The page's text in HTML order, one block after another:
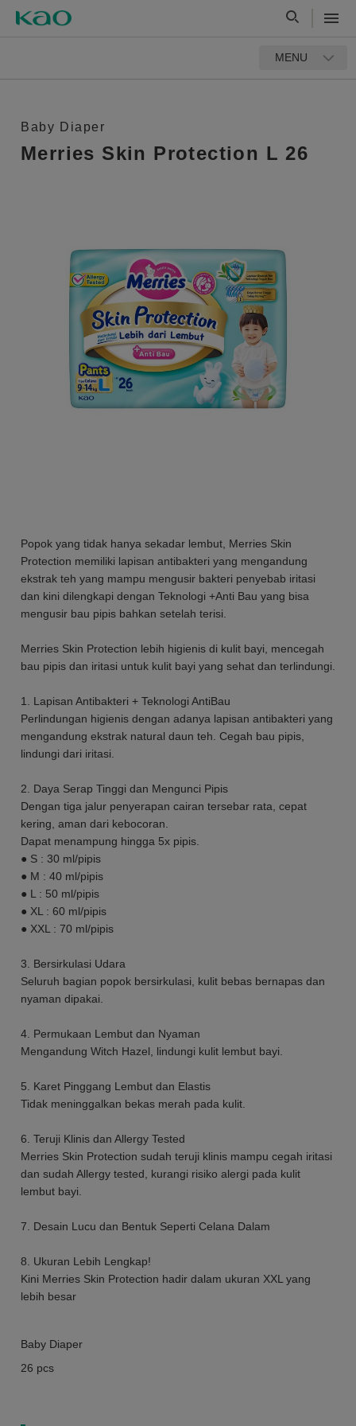
MENU
Baby Diaper
Merries Skin Protection L 26
Popok yang tidak hanya sekadar lembut, Merries Skin
Protection memiliki lapisan antibakteri yang mengandung
ekstrak teh yang mampu mengusir bakteri penyebab iritasi
dan kini dilengkapi dengan Teknologi +Anti Bau yang bisa
mengusir bau pipis bahkan setelah terisi.
Merries Skin Protection lebih higienis di kulit bayi, mencegah
bau pipis dan iritasi untuk kulit bayi yang sehat dan terlindungi.
1. Lapisan Antibakteri + Teknologi AntiBau
Perlindungan higienis dengan adanya lapisan antibakteri yang
mengandung ekstrak natural daun teh. Cegah bau pipis,
lindungi dari iritasi.
2. Daya Serap Tinggi dan Mengunci Pipis
Dengan tiga jalur penyerapan cairan tersebar rata, cepat
kering, aman dari kebocoran.
Dapat menampung hingga 5x pipis.
● S : 30 ml/pipis
● M : 40 ml/pipis
● L : 50 ml/pipis
● XL : 60 ml/pipis
● XXL : 70 ml/pipis
3. Bersirkulasi Udara
Seluruh bagian popok bersirkulasi, kulit bebas bernapas dan
nyaman dipakai.
4. Permukaan Lembut dan Nyaman
Mengandung Witch Hazel, lindungi kulit lembut bayi.
5. Karet Pinggang Lembut dan Elastis
Tidak meninggalkan bekas merah pada kulit.
6. Teruji Klinis dan Allergy Tested
Merries Skin Protection sudah teruji klinis mampu cegah iritasi
dan sudah Allergy tested, kurangi risiko alergi pada kulit
lembut bayi.
7. Desain Lucu dan Bentuk Seperti Celana Dalam
8. Ukuran Lebih Lengkap!
Kini Merries Skin Protection hadir dalam ukuran XXL yang
lebih besar
Baby Diaper
26 pcs